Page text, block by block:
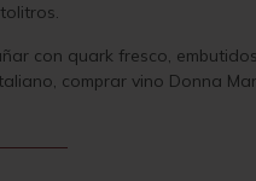
con quark fresco,
comprar vino Donna